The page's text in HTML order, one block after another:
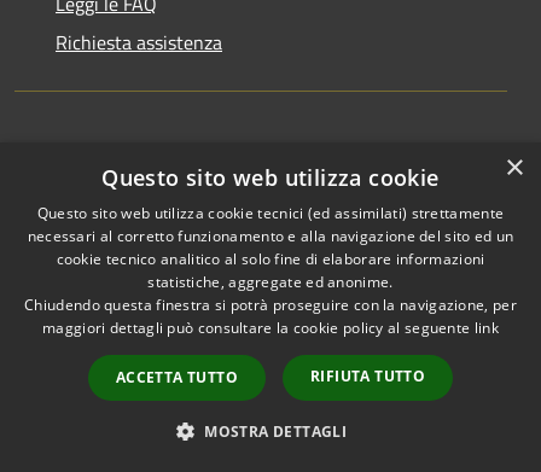
Richiesta assistenza
Albo pretorio
Piattaforma di whistleblowing
Informativa privacy
Note legali
Dichiarazione di accessibilità
×
Questo sito web utilizza cookie
Questo sito web utilizza cookie tecnici (ed assimilati) strettamente
necessari al corretto funzionamento e alla navigazione del sito ed un
cookie tecnico analitico al solo fine di elaborare informazioni
statistiche, aggregate ed anonime.
Chiudendo questa finestra si potrà proseguire con la navigazione, per
maggiori dettagli può consultare la cookie policy al seguente link
ACCETTA TUTTO RIFIUTA TUTTO
MOSTRA DETTAGLI